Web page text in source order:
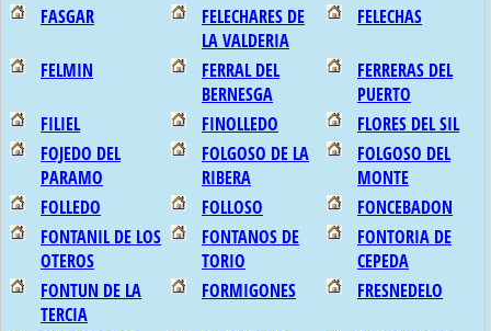
FASGAR
FELECHARES DE
LA VALDERIA
FELECHAS
FELMIN
FERRAL DEL
BERNESGA
FERRERAS DEL
PUERTO
FILIEL
FINOLLEDO
FLORES DEL SIL
FOJEDO DEL
PARAMO
FOLGOSO DE LA
RIBERA
FOLGOSO DEL
MONTE
FOLLEDO
FOLLOSO
FONCEBADON
FONTANIL DE LOS
OTEROS
FONTANOS DE
TORIO
FONTORIA DE
CEPEDA
FONTUN DE LA
TERCIA
FORMIGONES FRESNEDELO